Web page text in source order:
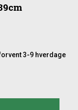
3-9 hverdage